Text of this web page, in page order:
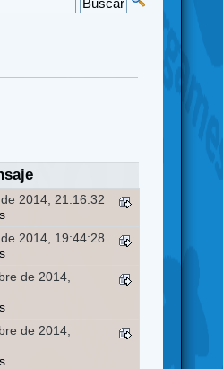
2014, 21:16:32
2014, 19:44:28
de 2014,
de 2014,